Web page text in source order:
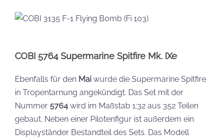
COBI 5764 Supermarine Spitfire Mk. IXe
Ebenfalls für den Mai wurde die Supermarine Spitfire
in Tropentarnung angekündigt. Das Set mit der
Nummer 5764 wird im Maßstab 1:32 aus 352 Teilen
gebaut. Neben einer Pilotenfigur ist außerdem ein
Displayständer Bestandteil des Sets. Das Modell